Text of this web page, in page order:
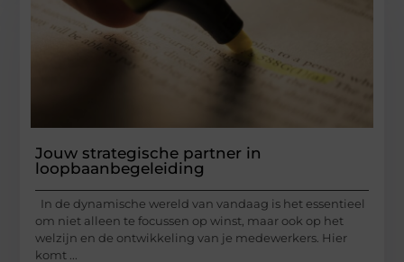
Jouw strategische partner in
loopbaanbegeleiding
In de dynamische wereld van vandaag is het essentieel
om niet alleen te focussen op winst, maar ook op het
welzijn en de ontwikkeling van je medewerkers. Hier
komt ...